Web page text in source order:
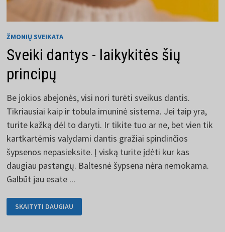
ŽMONIŲ SVEIKATA
Sveiki dantys - laikykitės šių
principų
Be jokios abejonės, visi nori turėti sveikus dantis.
Tikriausiai kaip ir tobula imuninė sistema. Jei taip yra,
turite kažką dėl to daryti. Ir tikite tuo ar ne, bet vien tik
kartkartėmis valydami dantis gražiai spindinčios
šypsenos nepasieksite. Į viską turite įdėti kur kas
daugiau pastangų. Baltesnė šypsena nėra nemokama.
Galbūt jau esate ...
DANTYS
-
SKAITYTI DAUGIAU